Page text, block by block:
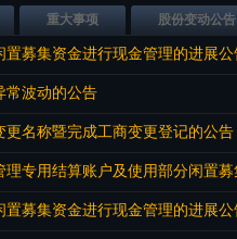
重大事项 股份变动公告
募集资金进行现金管理的进展公
常波动的公告
名称暨完成工商变更登记的公告
专用结算账户及使用部分闲置
募集资金进行现金管理的进展公